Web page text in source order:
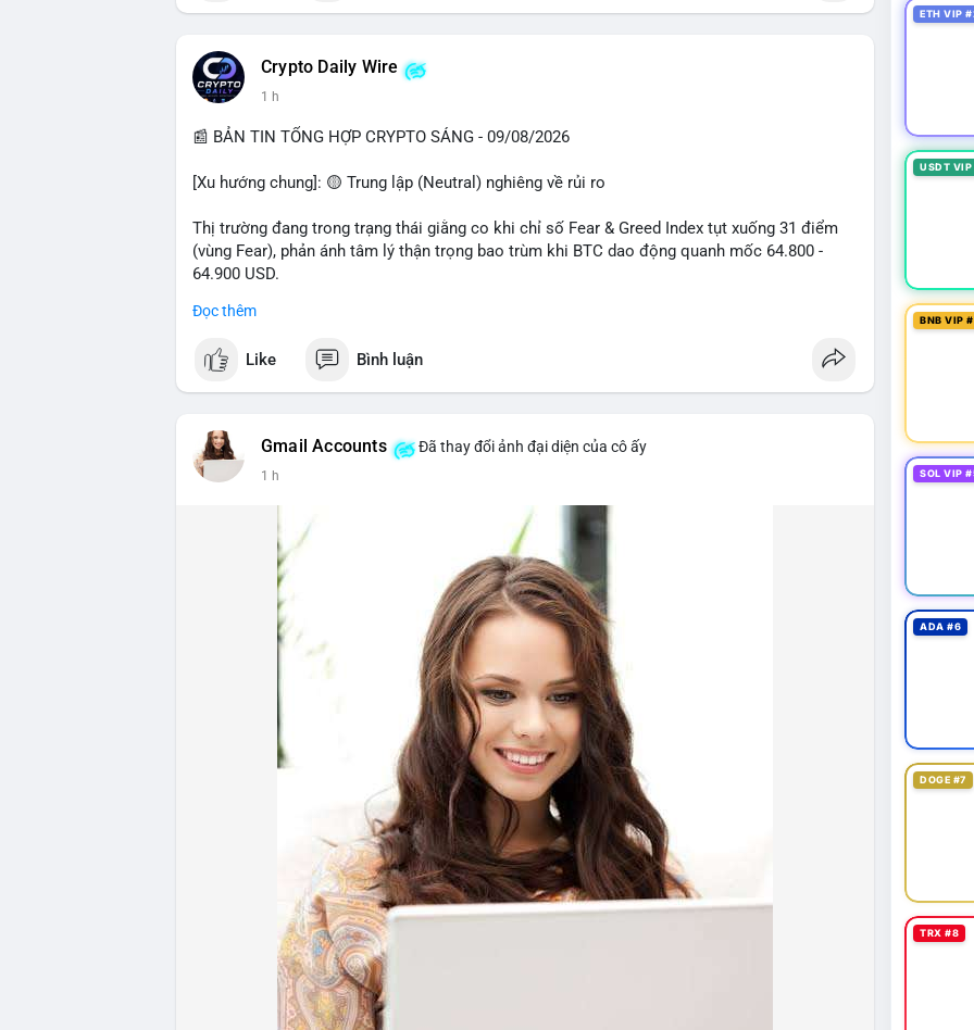
$btc $eth $sol $xrp
#vlikevn #titanbot
📰 Nguồn: Decrypt
Crypto Daily Wire
1 h
📰 BẢN TIN TỔNG HỢP CRYPTO SÁNG - 09/08/2026
[Xu hướng chung]: 🟡 Trung lập (Neutral) nghiêng về rủi ro
Thị trường đang trong trạng thái giằng co khi chỉ số Fear & Greed Index tụt xuống 31 điểm
(vùng Fear), phản ánh tâm lý thận trọng bao trùm khi BTC dao động quanh mốc 64.800 -
64.900 USD.
- Thị trường & Giá cả: Hoạt động cá voi diễn ra mạnh mẽ với 7 giao dịch BTC lớn được ghi
BTC (5,89 triệu USD) và 89,97 BTC (5,82 triệu USD), cho thấy các tổ chức lớn đang tái cơ
cấu danh mục. Tuy nhiên, funding rate BTC chỉ ở mức 0,0043% với tổng thanh lý 24h đạt 6,16
- DeFi & Công nghệ: Tổng TVL DeFi đạt 143,06 tỷ USD, gần như đứng yên (tăng 0,14%).
Ethereum dẫn đầu với 41,85 tỷ USD nhưng tốc độ tăng trưởng chậm lại. Trong khi đó, tổng
vốn hóa Stablecoin đạt 306,95 tỷ USD, cho thấy nhà đầu tư đang giữ tiền mặt chờ đợi.
BTCPay Foundation xác nhận các node Lightning bị rút tiền và đã chặn truy cập từ xa để
- Quy định & Pháp lý: Brazil công bố quy định mới có hiệu lực từ 1/1/2027, yêu cầu tạm dừng
24h đối với các giao dịch crypto trên 10.000 USD chuyển sang nhà cung cấp nước ngoài
hoặc ví tự quản. Fork BIP-110 của Bitcoin khai thác thành công 2 block rồi dừng do thiếu
hashpower, khoảng cách giữa các block kéo dài nhiều giờ.
Lời khuyên từ chuyên gia: Thị trường đang trong giai đoạn tích lũy với tâm lý sợ hãi chiếm
ưu thế. Nhà đầu tư nên tránh FOMO, tập trung quản trị rủi ro và chờ đợi tín hiệu rõ ràng hơn
từ dòng vốn ETF (tuần tốt nhất kể từ tháng 4 với 1 tỷ USD) trước khi gia tăng vị thế.
Xem chi tiết các bài viết đầy đủ tại dòng thời gian của Vlike.vn!
#feargreedindex #bip110fork #brazilcryptoregulation
Đọc thêm
Like Bình luận
Gmail Accounts Đã thay đổi ảnh đại diện của cô ấy
1 h
ETH VIP
USDT
BNB VIP
SOL VIP
ADA #6
DOGE #7
TRX #8